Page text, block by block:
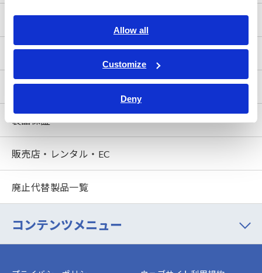
Allow all
Customize
Deny
ダウンロード
FAQ
アフターサービス
製品保証
販売店・レンタル・EC
廃止代替製品一覧
コンテンツメニュー